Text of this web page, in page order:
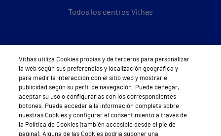
Todos los centros Vithas
Sobre Vithas
Quiénes somos
Trabajar en Vithas
Teléfono Cita Médica
Teléfono Atención al Cliente
Vithas utiliza Cookies propias y de terceros para personalizar
la web según sus preferencias y localización geográfica y
para medir la interacción con el sitio web y mostrarle
publicidad según su perfil de navegación. Puede denegar,
aceptar su uso o configurarlas con los correspondientes
botones. Puede acceder a la información completa sobre
nuestras Cookies y configurar el consentimiento a través de
la Política de Cookies (también accesible desde el pie de
página). Alguna de las Cookies podría suponer una